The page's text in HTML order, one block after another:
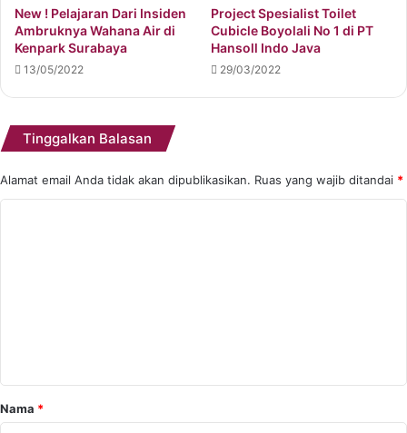
New ! Pelajaran Dari Insiden
Ambruknya Wahana Air di
Kenpark Surabaya
13/05/2022
Project Spesialist Toilet
Cubicle Boyolali No 1 di PT
Hansoll Indo Java
29/03/2022
Tinggalkan Balasan
Alamat email Anda tidak akan dipublikasikan. Ruas yang wajib ditandai *
r
Nama *